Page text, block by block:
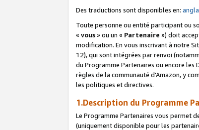
Des traductions sont disponibles en:
Toute personne ou entité participant ou
« vous» ou un « Partenaire ») doit
modification. En vous inscrivant à notre
12), qui sont intégrées par renvoi
du Programme Partenaires ou encore les
règles de la communauté d'Amazon, y
les politiques et directives.
1.Description du Programme
Le Programme Partenaires vous permet
(uniquement disponible pour les